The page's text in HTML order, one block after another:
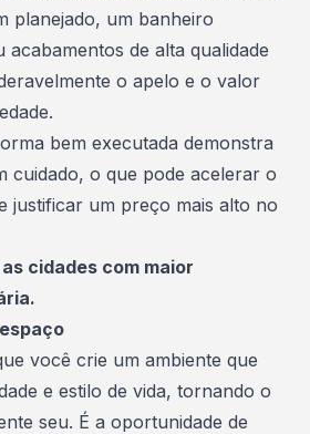
planejado, um banheiro
de alta qualidade
o apelo e o valor
bem executada demonstra
cuidado, o que pode acelerar o
justificar um preço mais alto no
cidades com maior
.
você crie um ambiente que
e estilo de vida, tornando o
seu. É a oportunidade de